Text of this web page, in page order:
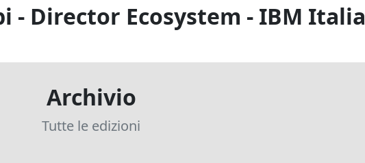
- Director Ecosystem - IBM Italia
Archivio
Tutte le edizioni